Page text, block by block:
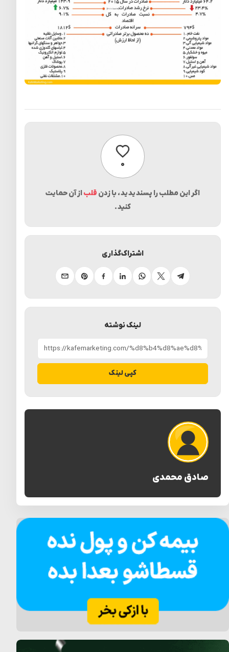
۰پسندیدن
اگر این مطلب را پسندیدید، با زدن قلباز آن حمایت
کنید.
لینک نوشته
کپی لینک
اشتراک‌گذاری
تلگرام ایکسواتساپلینکدینفیسبوکپینترستایمیل
صادق محمدی